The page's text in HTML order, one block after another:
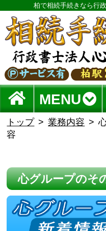
柏で相続手続きなら行
MENU
トップ 業務内容
容
心グループのそ